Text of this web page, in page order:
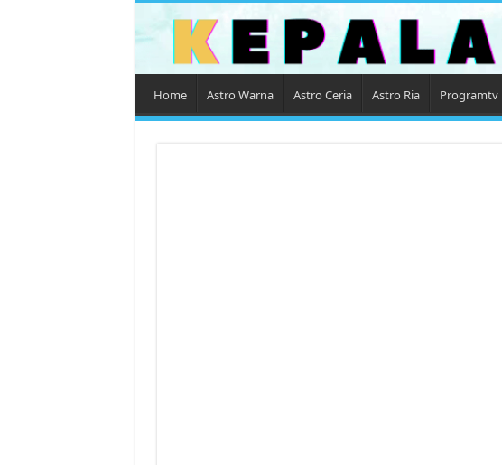
Home Astro Warna Astro Ceria Astro Ria Programtv